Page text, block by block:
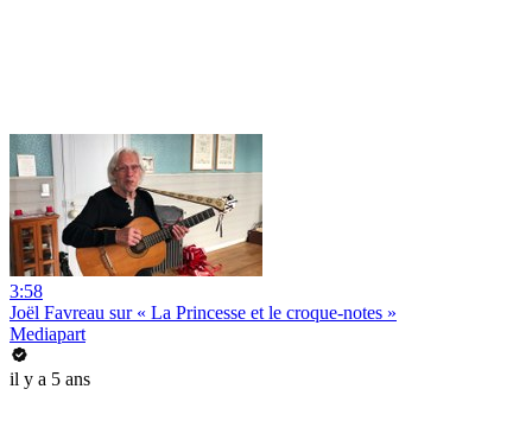
3:58
Joël Favreau sur « La Princesse et le croque-notes »
Mediapart
il y a 5 ans